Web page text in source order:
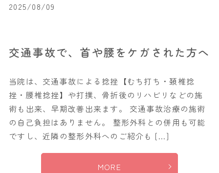
2025/08/09
交通事故で、首や腰をケガされた方へ
当院は、交通事故による捻挫【むち打ち・頚椎捻
挫・腰椎捻挫】や打撲、骨折後のリハビリなどの施
術も出来、早期改善出来ます。 交通事故治療の施術
の自己負担はありません。 整形外科との併用も可能
ですし、近隣の整形外科へのご紹介も […]
MORE